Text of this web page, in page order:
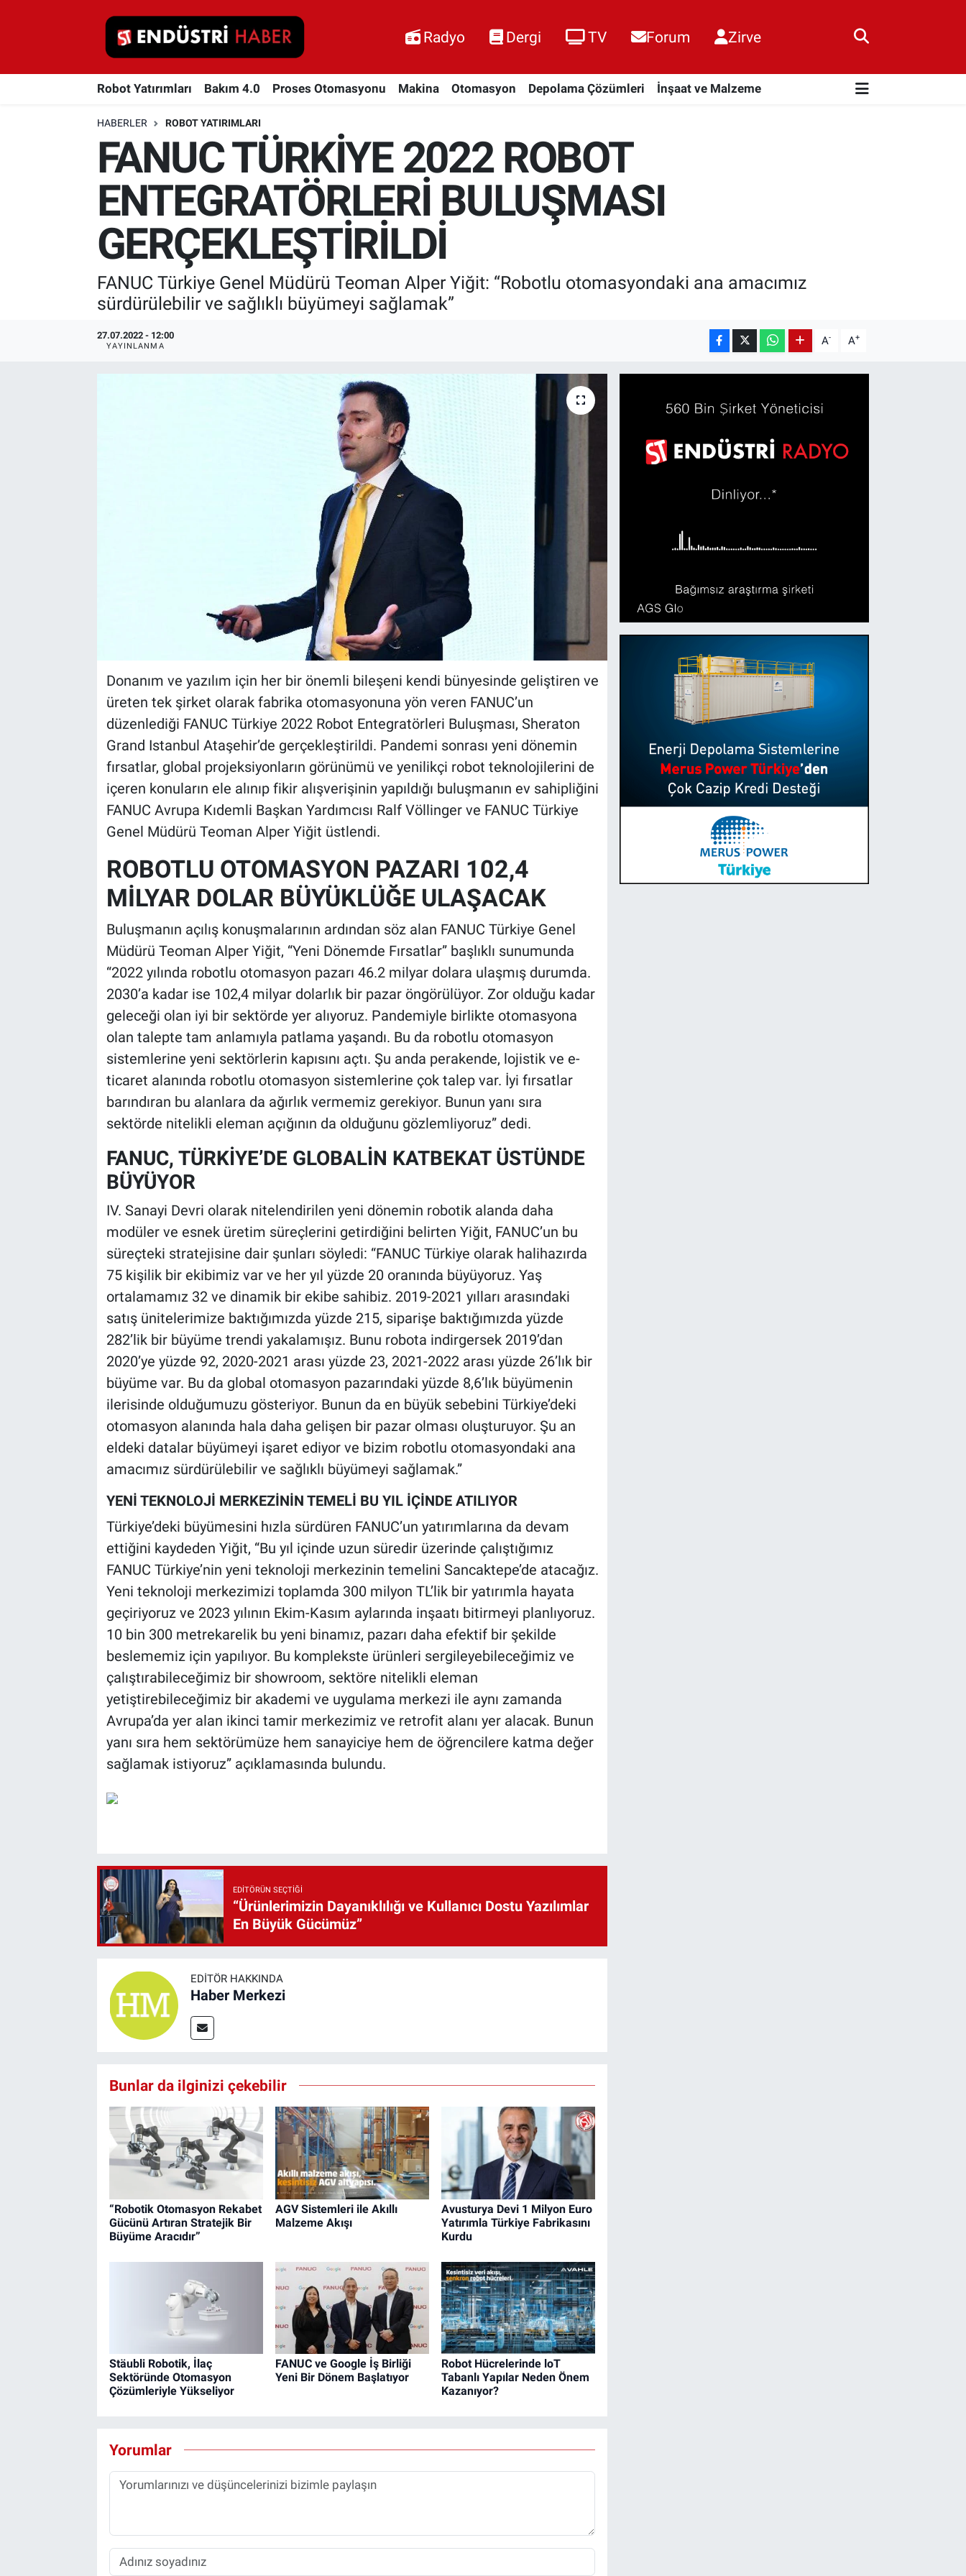
Radyo Dergi TV Forum Zirve
Robot Yatırımları Bakım 4.0 Proses Otomasyonu Makina Otomasyon Depolama Çözümleri İnşaat ve Malzeme
HABERLER ROBOT YATIRIMLARI
FANUC TÜRKİYE 2022 ROBOT
ENTEGRATÖRLERİ BULUŞMASI
GERÇEKLEŞTİRİLDİ
FANUC Türkiye Genel Müdürü Teoman Alper Yiğit: “Robotlu otomasyondaki ana amacımız
sürdürülebilir ve sağlıklı büyümeyi sağlamak”
27.07.2022 - 12:00
YAYINLANMA A- A+
Donanım ve yazılım için her bir önemli bileşeni kendi bünyesinde geliştiren ve
üreten tek şirket olarak fabrika otomasyonuna yön veren FANUC’un
düzenlediği FANUC Türkiye 2022 Robot Entegratörleri Buluşması, Sheraton
Grand Istanbul Ataşehir’de gerçekleştirildi. Pandemi sonrası yeni dönemin
fırsatlar, global projeksiyonların görünümü ve yenilikçi robot teknolojilerini de
içeren konuların ele alınıp fikir alışverişinin yapıldığı buluşmanın ev sahipliğini
FANUC Avrupa Kıdemli Başkan Yardımcısı Ralf Völlinger ve FANUC Türkiye
Genel Müdürü Teoman Alper Yiğit üstlendi.
ROBOTLU OTOMASYON PAZARI 102,4
MİLYAR DOLAR BÜYÜKLÜĞE ULAŞACAK
Buluşmanın açılış konuşmalarının ardından söz alan FANUC Türkiye Genel
Müdürü Teoman Alper Yiğit, “Yeni Dönemde Fırsatlar” başlıklı sunumunda
“2022 yılında robotlu otomasyon pazarı 46.2 milyar dolara ulaşmış durumda.
2030’a kadar ise 102,4 milyar dolarlık bir pazar öngörülüyor. Zor olduğu kadar
geleceği olan iyi bir sektörde yer alıyoruz. Pandemiyle birlikte otomasyona
olan talepte tam anlamıyla patlama yaşandı. Bu da robotlu otomasyon
sistemlerine yeni sektörlerin kapısını açtı. Şu anda perakende, lojistik ve e-
ticaret alanında robotlu otomasyon sistemlerine çok talep var. İyi fırsatlar
barındıran bu alanlara da ağırlık vermemiz gerekiyor. Bunun yanı sıra
sektörde nitelikli eleman açığının da olduğunu gözlemliyoruz” dedi.
FANUC, TÜRKİYE’DE GLOBALİN KATBEKAT ÜSTÜNDE
BÜYÜYOR
IV. Sanayi Devri olarak nitelendirilen yeni dönemin robotik alanda daha
modüler ve esnek üretim süreçlerini getirdiğini belirten Yiğit, FANUC’un bu
süreçteki stratejisine dair şunları söyledi: “FANUC Türkiye olarak halihazırda
75 kişilik bir ekibimiz var ve her yıl yüzde 20 oranında büyüyoruz. Yaş
ortalamamız 32 ve dinamik bir ekibe sahibiz. 2019-2021 yılları arasındaki
satış ünitelerimize baktığımızda yüzde 215, siparişe baktığımızda yüzde
282’lik bir büyüme trendi yakalamışız. Bunu robota indirgersek 2019’dan
2020’ye yüzde 92, 2020-2021 arası yüzde 23, 2021-2022 arası yüzde 26’lık bir
büyüme var. Bu da global otomasyon pazarındaki yüzde 8,6’lık büyümenin
ilerisinde olduğumuzu gösteriyor. Bunun da en büyük sebebini Türkiye’deki
otomasyon alanında hala daha gelişen bir pazar olması oluşturuyor. Şu an
eldeki datalar büyümeyi işaret ediyor ve bizim robotlu otomasyondaki ana
amacımız sürdürülebilir ve sağlıklı büyümeyi sağlamak.”
YENİ TEKNOLOJİ MERKEZİNİN TEMELİ BU YIL İÇİNDE ATILIYOR
Türkiye’deki büyümesini hızla sürdüren FANUC’un yatırımlarına da devam
ettiğini kaydeden Yiğit, “Bu yıl içinde uzun süredir üzerinde çalıştığımız
FANUC Türkiye’nin yeni teknoloji merkezinin temelini Sancaktepe’de atacağız.
Yeni teknoloji merkezimizi toplamda 300 milyon TL’lik bir yatırımla hayata
geçiriyoruz ve 2023 yılının Ekim-Kasım aylarında inşaatı bitirmeyi planlıyoruz.
10 bin 300 metrekarelik bu yeni binamız, pazarı daha efektif bir şekilde
beslememiz için yapılıyor. Bu komplekste ürünleri sergileyebileceğimiz ve
çalıştırabileceğimiz bir showroom, sektöre nitelikli eleman
yetiştirebileceğimiz bir akademi ve uygulama merkezi ile aynı zamanda
Avrupa’da yer alan ikinci tamir merkezimiz ve retrofit alanı yer alacak. Bunun
yanı sıra hem sektörümüze hem sanayiciye hem de öğrencilere katma değer
sağlamak istiyoruz” açıklamasında bulundu.
EDITÖRÜN SEÇTIĞI
“Ürünlerimizin Dayanıklılığı ve Kullanıcı Dostu Yazılımlar
En Büyük Gücümüz”
EDITÖR HAKKINDA
Haber Merkezi
Bunlar da ilginizi çekebilir
“Robotik Otomasyon Rekabet
Gücünü Artıran Stratejik Bir
Büyüme Aracıdır”
AGV Sistemleri ile Akıllı
Malzeme Akışı
Avusturya Devi 1 Milyon Euro
Yatırımla Türkiye Fabrikasını
Kurdu
Stäubli Robotik, İlaç
Sektöründe Otomasyon
Çözümleriyle Yükseliyor
FANUC ve Google İş Birliği
Yeni Bir Dönem Başlatıyor
Robot Hücrelerinde loT
Tabanlı Yapılar Neden Önem
Kazanıyor?
Yorumlar
Robot Yatırımları
Proses Otomasyonu
Otomasyon
Depolama Çözümleri
İnşaat ve Malzeme
HaberOrtak